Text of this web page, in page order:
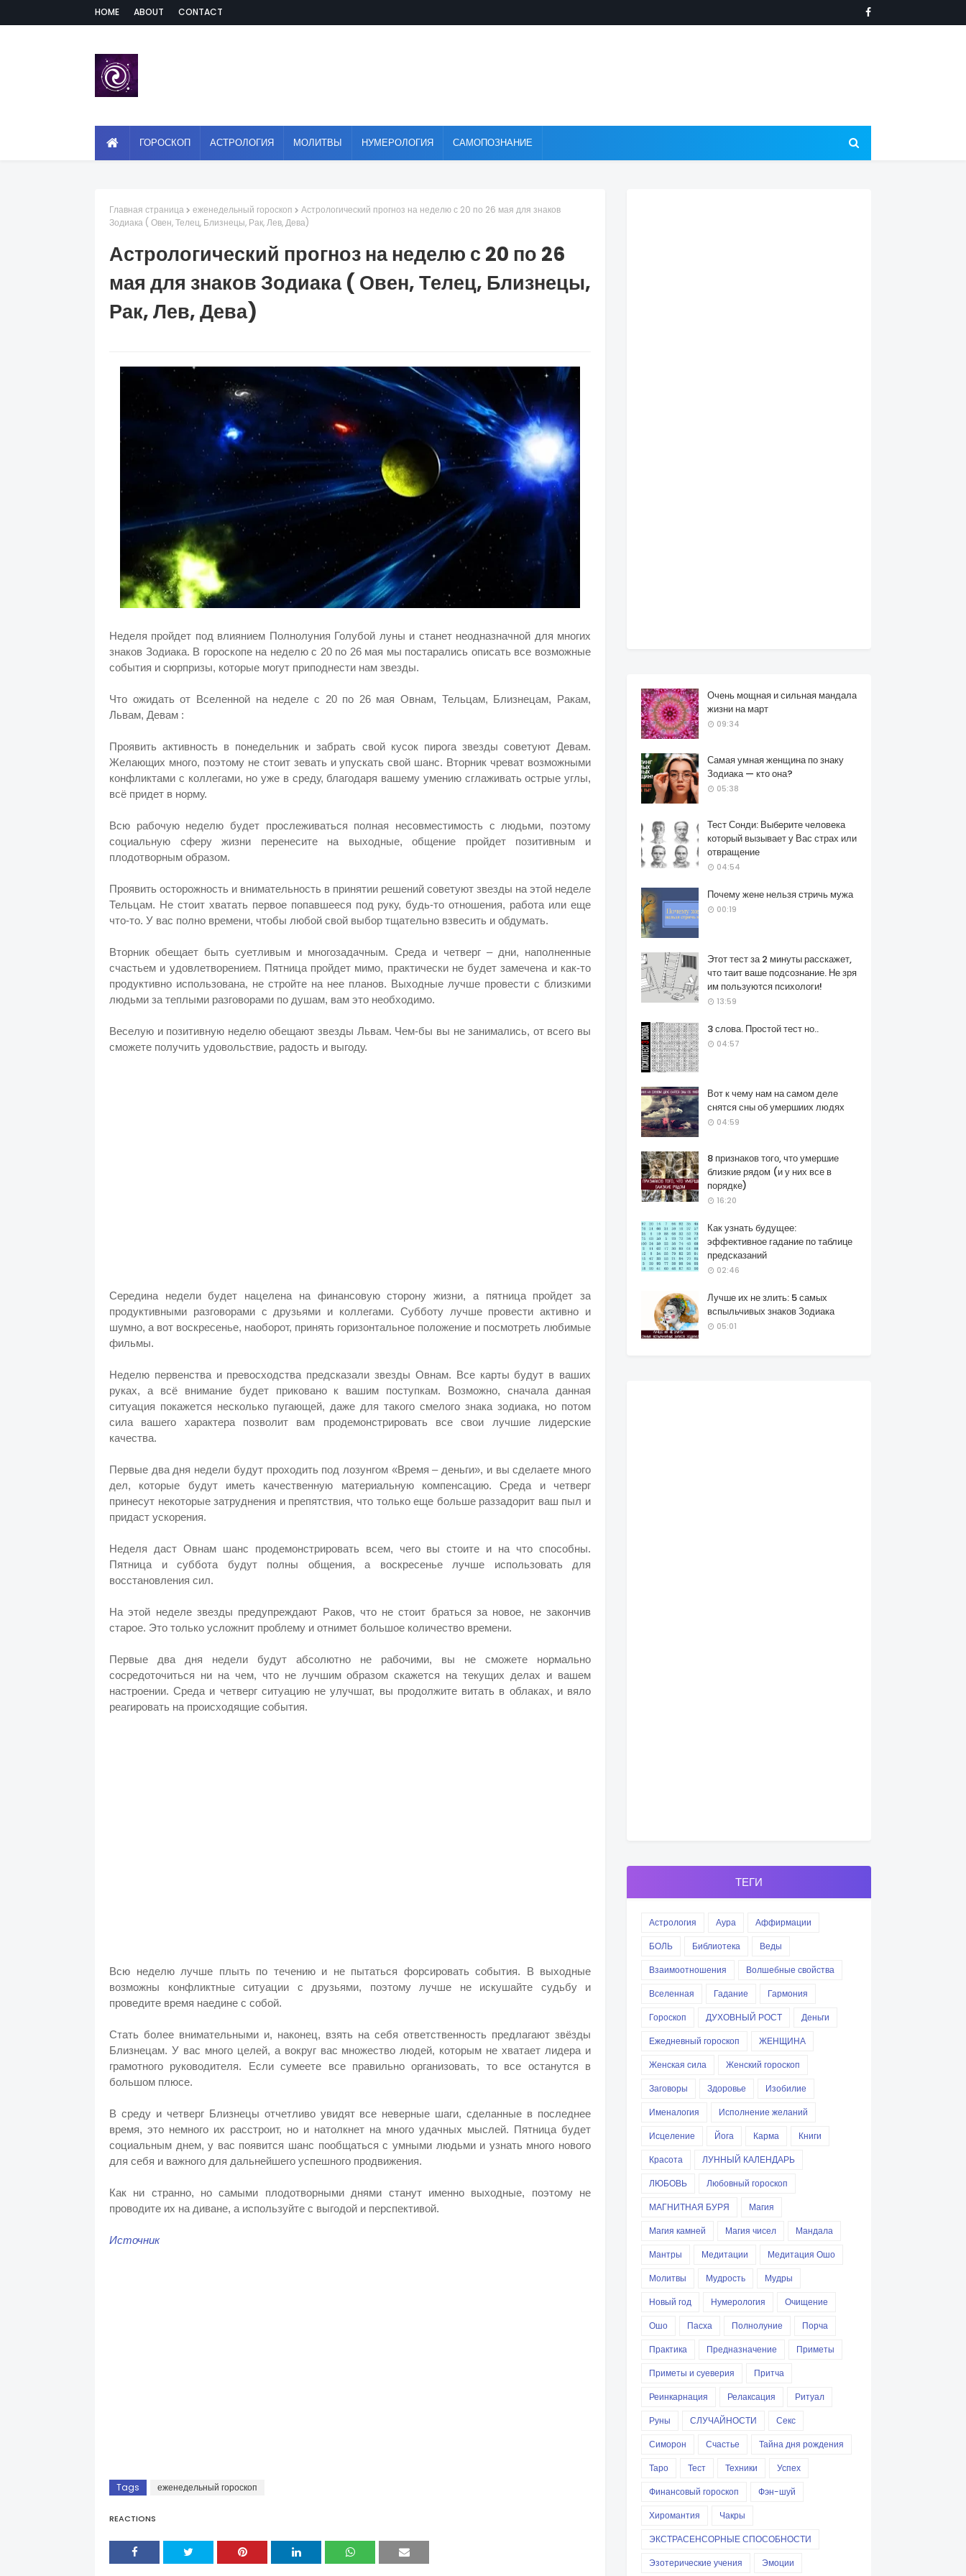
HOME ABOUT CONTACT
ГОРОСКОП АСТРОЛОГИЯ МОЛИТВЫ НУМЕРОЛОГИЯ САМОПОЗНАНИЕ
Главная страница еженедельный гороскоп
Астрологический прогноз на неделю с 20 по 26 мая для знаков
Зодиака ( Овен, Телец, Близнецы, Рак, Лев, Дева)
Астрологический прогноз на неделю с 20 по 26
мая для знаков Зодиака ( Овен, Телец, Близнецы,
Рак, Лев, Дева)
Неделя пройдет под влиянием Полнолуния Голубой луны и станет неодназначной для многих
знаков Зодиака. В гороскопе на неделю с 20 по 26 мая мы постарались описать все возможные
события и сюрпризы, которые могут приподнести нам звезды.
Что ожидать от Вселенной на неделе с 20 по 26 мая Овнам, Тельцам, Близнецам, Ракам,
Львам, Девам :
Проявить активность в понедельник и забрать свой кусок пирога звезды советуют Девам.
Желающих много, поэтому не стоит зевать и упускать свой шанс. Вторник чреват возможными
конфликтами с коллегами, но уже в среду, благодаря вашему умению сглаживать острые углы,
всё придет в норму.
Всю рабочую неделю будет прослеживаться полная несовместимость с людьми, поэтому
социальную сферу жизни перенесите на выходные, общение пройдет позитивным и
плодотворным образом.
Проявить осторожность и внимательность в принятии решений советуют звезды на этой неделе
Тельцам. Не стоит хватать первое попавшееся под руку, будь-то отношения, работа или еще
что-то. У вас полно времени, чтобы любой свой выбор тщательно взвесить и обдумать.
Вторник обещает быть суетливым и многозадачным. Среда и четверг – дни, наполненные
счастьем и удовлетворением. Пятница пройдет мимо, практически не будет замечена и как-то
продуктивно использована, не стройте на нее планов. Выходные лучше провести с близкими
людьми за теплыми разговорами по душам, вам это необходимо.
Веселую и позитивную неделю обещают звезды Львам. Чем-бы вы не занимались, от всего вы
сможете получить удовольствие, радость и выгоду.
Середина недели будет нацелена на финансовую сторону жизни, а пятница пройдет за
продуктивными разговорами с друзьями и коллегами. Субботу лучше провести активно и
шумно, а вот воскресенье, наоборот, принять горизонтальное положение и посмотреть любимые
фильмы.
Неделю первенства и превосходства предсказали звезды Овнам. Все карты будут в ваших
руках, а всё внимание будет приковано к вашим поступкам. Возможно, сначала данная
ситуация покажется несколько пугающей, даже для такого смелого знака зодиака, но потом
сила вашего характера позволит вам продемонстрировать все свои лучшие лидерские
качества.
Первые два дня недели будут проходить под лозунгом «Время – деньги», и вы сделаете много
дел, которые будут иметь качественную материальную компенсацию. Среда и четверг
принесут некоторые затруднения и препятствия, что только еще больше раззадорит ваш пыл и
придаст ускорения.
Неделя даст Овнам шанс продемонстрировать всем, чего вы стоите и на что способны.
Пятница и суббота будут полны общения, а воскресенье лучше использовать для
восстановления сил.
На этой неделе звезды предупреждают Раков, что не стоит браться за новое, не закончив
старое. Это только усложнит проблему и отнимет большое количество времени.
Первые два дня недели будут абсолютно не рабочими, вы не сможете нормально
сосредоточиться ни на чем, что не лучшим образом скажется на текущих делах и вашем
настроении. Среда и четверг ситуацию не улучшат, вы продолжите витать в облаках, и вяло
реагировать на происходящие события.
Всю неделю лучше плыть по течению и не пытаться форсировать события. В выходные
возможны конфликтные ситуации с друзьями, поэтому лучше не искушайте судьбу и
проведите время наедине с собой.
Стать более внимательными и, наконец, взять на себя ответственность предлагают звёзды
Близнецам. У вас много целей, а вокруг вас множество людей, которым не хватает лидера и
грамотного руководителя. Если сумеете все правильно организовать, то все останутся в
большом плюсе.
В среду и четверг Близнецы отчетливо увидят все неверные шаги, сделанные в последнее
время, это немного их расстроит, но и натолкнет на много удачных мыслей. Пятница будет
социальным днем, у вас появится шанс пообщаться с умными людьми и узнать много нового
для себя и важного для дальнейшего успешного продвижения.
Как ни странно, но самыми плодотворными днями станут именно выходные, поэтому не
проводите их на диване, а используйте с выгодой и перспективой.
Источник
Tags еженедельный гороскоп
REACTIONS
Очень мощная и сильная мандала
жизни на март
09:34
Самая умная женщина по знаку
Зодиака — кто она?
05:38
Тест Сонди: Выберите человека
который вызывает у Вас страх или
отвращение
04:54
Почему жене нельзя стричь мужа
00:19
Этот тест за 2 минуты расскажет,
что таит ваше подсознание. Не зря
им пользуются психологи!
13:59
3 слова. Простой тест но..
04:57
Вот к чему нам на самом деле
снятся сны об умершиих людях
04:59
8 признаков того, что умершие
близкие рядом (и у них все в
порядке)
16:20
Как узнать будущее:
эффективное гадание по таблице
предсказаний
02:46
Лучше их не злить: 5 самых
вспыльчивых знаков Зодиака
05:01
ТЕГИ
Астрология Аура
Аффирмации
БОЛЬ
Библиотека
Веды
Взаимоотношения
Волшебные свойства
Вселенная
Гадание
Гармония
Гороскоп
ДУХОВНЫЙ РОСТ
Деньги
Ежедневный гороскоп
ЖЕНЩИНА
Женская сила
Женский гороскоп
Заговоры
Здоровье
Изобилие
Именалогия
Исполнение желаний
Исцеление
Йога Карма
Книги
Красота
ЛУННЫЙ КАЛЕНДАРЬ
ЛЮБОВЬ
Любовный гороскоп
МАГНИТНАЯ БУРЯ
Магия
Магия камней
Магия чисел
Мандала
Мантры
Медитации
Медитация Ошо
Молитвы
Мудрость
Мудры
Новый год
Нумерология
Очищение
Ошо
Пасха Полнолуние
Порча
Практика
Предназначение
Приметы
Приметы и суеверия
Притча
Реинкарнация
Релаксация
Ритуал
Руны
СЛУЧАЙНОСТИ
Секс
Симорон
Счастье
Тайна дня рождения
Таро
Тест Техники
Успех
Финансовый гороскоп
Фэн-шуй
Хиромантия
Чакры
ЭКСТРАСЕНСОРНЫЕ СПОСОБНОСТИ
Эзотерические учения
Эмоции